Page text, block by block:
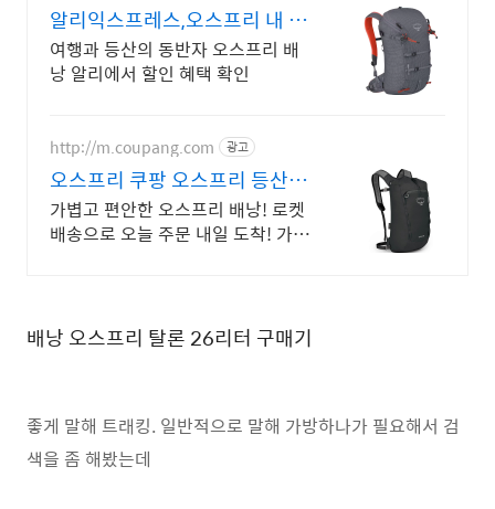
알리익스프레스,오스프리 내 맘
에 쏙드는 오늘의 특가
여행과 등산의 동반자 오스프리 배
낭 알리에서 할인 혜택 확인
http://m.coupang.com 광고
오스프리 쿠팡 오스프리 등산배
낭
가볍고 편안한 오스프리 배낭! 로켓
배송으로 오늘 주문 내일 도착! 가격
배낭 오스프리 탈론 26리터 구매기
좋게 말해 트래킹. 일반적으로 말해 가방하나가 필요해서 검
색을 좀 해봤는데